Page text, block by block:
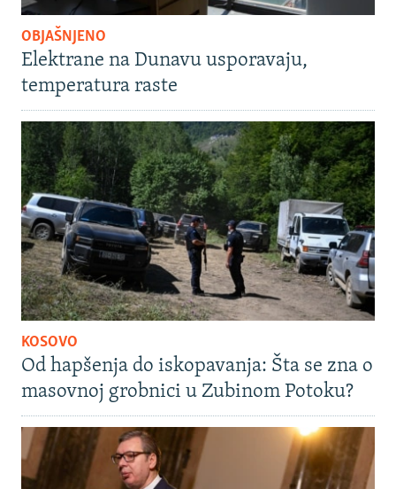
OBJAŠNJENO
Elektrane na Dunavu usporavaju,
temperatura raste
KOSOVO
Od hapšenja do iskopavanja: Šta se zna o
masovnoj grobnici u Zubinom Potoku?